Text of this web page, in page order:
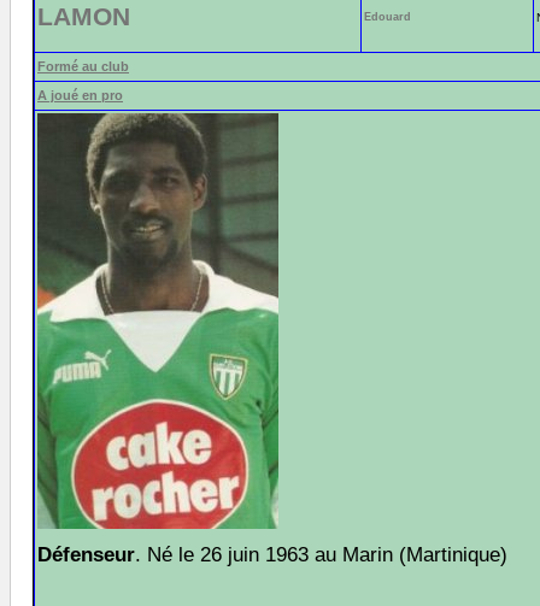
LAMON Edouard
Formé au club
A joué en pro
Défenseur. Né le 26 juin 1963 au Marin (Martinique)